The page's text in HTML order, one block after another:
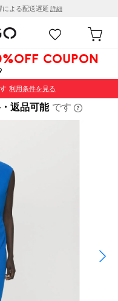
による配送遅延 詳細
COUPON
利用条件を見る
返品可能 です